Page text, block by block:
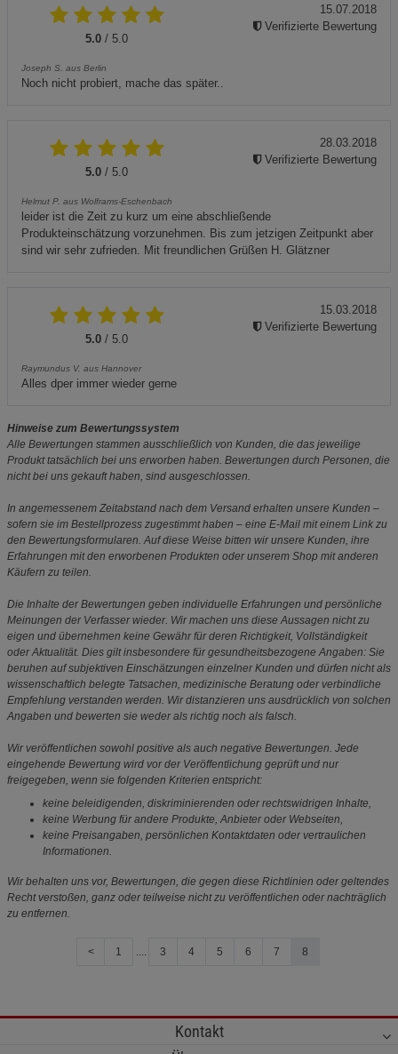
5.0 / 5.0
Joseph S. aus Berlin
Noch nicht probiert, mache das später..
15.07.2018
Verifizierte Bewertung
5.0 / 5.0
Helmut P. aus Wolframs-Eschenbach
leider ist die Zeit zu kurz um eine abschließende
Produkteinschätzung vorzunehmen. Bis zum jetzigen Zeitpunkt aber
sind wir sehr zufrieden. Mit freundlichen Grüßen H. Glätzner
28.03.2018
Verifizierte Bewertung
5.0 / 5.0
Raymundus V. aus Hannover
Alles dper immer wieder gerne
15.03.2018
Verifizierte Bewertung
Hinweise zum Bewertungssystem
Alle Bewertungen stammen ausschließlich von Kunden, die das jeweilige
Produkt tatsächlich bei uns erworben haben. Bewertungen durch Personen, die
nicht bei uns gekauft haben, sind ausgeschlossen.
In angemessenem Zeitabstand nach dem Versand erhalten unsere Kunden –
sofern sie im Bestellprozess zugestimmt haben – eine E-Mail mit einem Link zu
den Bewertungsformularen. Auf diese Weise bitten wir unsere Kunden, ihre
Erfahrungen mit den erworbenen Produkten oder unserem Shop mit anderen
Käufern zu teilen.
Die Inhalte der Bewertungen geben individuelle Erfahrungen und persönliche
Meinungen der Verfasser wieder. Wir machen uns diese Aussagen nicht zu
eigen und übernehmen keine Gewähr für deren Richtigkeit, Vollständigkeit
oder Aktualität. Dies gilt insbesondere für gesundheitsbezogene Angaben: Sie
beruhen auf subjektiven Einschätzungen einzelner Kunden und dürfen nicht als
wissenschaftlich belegte Tatsachen, medizinische Beratung oder verbindliche
Empfehlung verstanden werden. Wir distanzieren uns ausdrücklich von solchen
Angaben und bewerten sie weder als richtig noch als falsch.
Wir veröffentlichen sowohl positive als auch negative Bewertungen. Jede
eingehende Bewertung wird vor der Veröffentlichung geprüft und nur
freigegeben, wenn sie folgenden Kriterien entspricht:
keine beleidigenden, diskriminierenden oder rechtswidrigen Inhalte,
keine Werbung für andere Produkte, Anbieter oder Webseiten,
keine Preisangaben, persönlichen Kontaktdaten oder vertraulichen
Informationen.
Wir behalten uns vor, Bewertungen, die gegen diese Richtlinien oder geltendes
Recht verstoßen, ganz oder teilweise nicht zu veröffentlichen oder nachträglich
zu entfernen.
< 1 .... 3 4 5 6 7 8
Kontakt